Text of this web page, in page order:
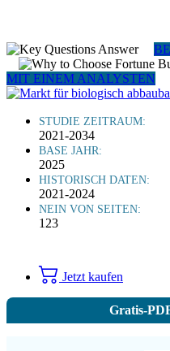
MIT EINEM ANALYSTEN
STUDIE ZEITRAUM:
2021-2034
BASE JAHR:
2025
HISTORISCH DATEN:
2021-2024
NEIN VON SEITEN:
123
Jetzt kaufen
Gratis-